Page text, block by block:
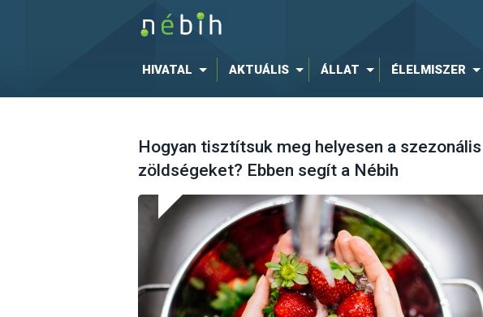
HIVATAL AKTUÁLIS ÁLLAT ÉLELMISZER
Hogyan tisztítsuk meg helyesen a
zöldségeket? Ebben segít a Nébih